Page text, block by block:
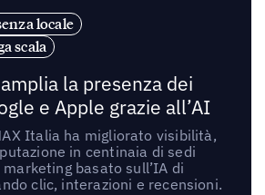
locale
scala
la presenza dei
e Apple grazie all’AI
Italia ha migliorato visibilità,
in centinaia di sedi
basato sull’IA di
clic, interazioni e recensioni.